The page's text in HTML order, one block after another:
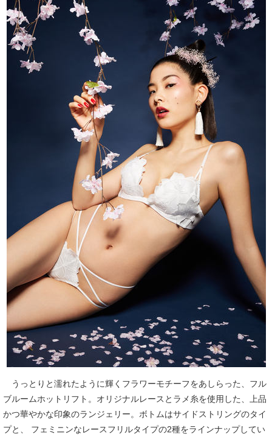
うっとりと濡れたように輝くフラワーモチーフをあしらった、フル
ブルームホットリフト。オリジナルレースとラメ糸を使用した、上品
かつ華やかな印象のランジェリー。ボトムはサイドストリングのタイ
プと、 フェミニンなレースフリルタイプの2種をラインナップしてい